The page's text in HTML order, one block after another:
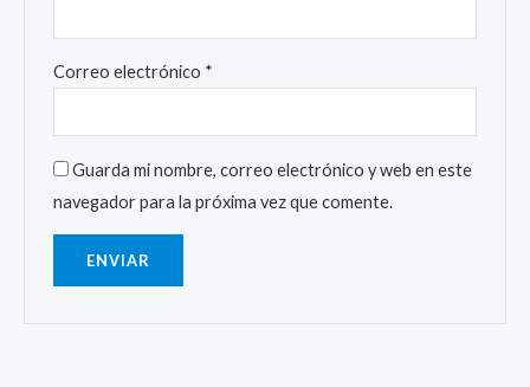
Correo electrónico *
Guarda mi nombre, correo electrónico y web en este
navegador para la próxima vez que comente.